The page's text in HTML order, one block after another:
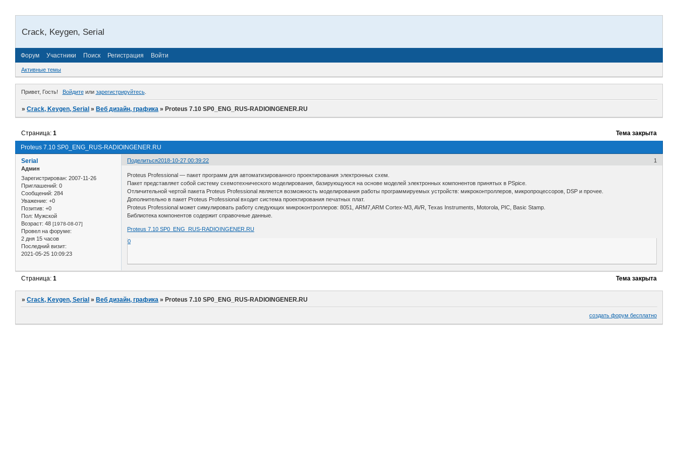
Crack, Keygen, Serial
Форум Участники Поиск Регистрация Войти
Активные темы
Привет, Гость! Войдитеили зарегистрируйтесь.
»Crack, Keygen, Serial »Веб дизайн, графика »Proteus 7.10 SP0_ENG_RUS-RADIOINGENER.RU
Proteus 7.10 SP0_ENG_RUS-RADIOINGENER.RU
Страница:1 Тема закрыта
Поделиться 1
2018-10-27 00:39:22
Serial
Админ
Зарегистрирован: 2007-11-26
Приглашений: 0
Сообщений: 284
Уважение: +0
Позитив: +0
Пол: Мужской
Возраст: 48 [1978-08-07]
Провел на форуме:
2 дня 15 часов
Последний визит:
2021-05-25 10:09:23
Proteus Professional — пакет программ для автоматизированного проектирования электронных схем.
Пакет представляет собой систему схемотехнического моделирования, базирующуюся на основе моделей электронных компонентов принятых в PSpice.
Отличительной чертой пакета Proteus Professional является возможность моделирования работы программируемых устройств: микроконтроллеров, микропроцессоров, DSP и прочее.
Дополнительно в пакет Proteus Professional входит система проектирования печатных плат.
Proteus Professional может симулировать работу следующих микроконтроллеров: 8051, ARM7,ARM Cortex-M3, AVR, Texas Instruments, Motorola, PIC, Basic Stamp.
Библиотека компонентов содержит справочные данные.
Proteus 7.10 SP0_ENG_RUS-RADIOINGENER.RU
0
Тема закрыта
Страница:1
»Crack, Keygen, Serial »Веб дизайн, графика »Proteus 7.10 SP0_ENG_RUS-RADIOINGENER.RU
создать форум бесплатно